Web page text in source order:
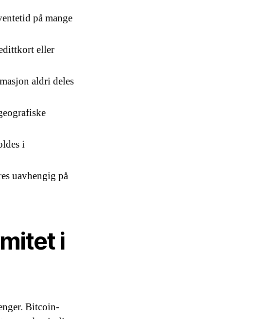
på mange
eller
aldri deles
i
uavhengig på
i
Bitcoin-